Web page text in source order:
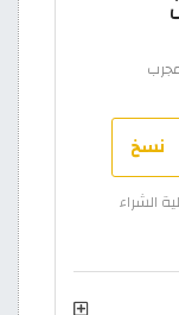
نسخ
الشراء